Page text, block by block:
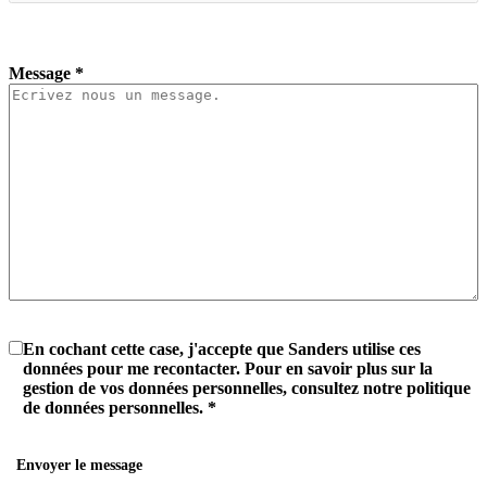
Message *
En cochant cette case, j'accepte que Sanders utilise ces
données pour me recontacter. Pour en savoir plus sur la
gestion de vos données personnelles, consultez notre politique
de données personnelles. *